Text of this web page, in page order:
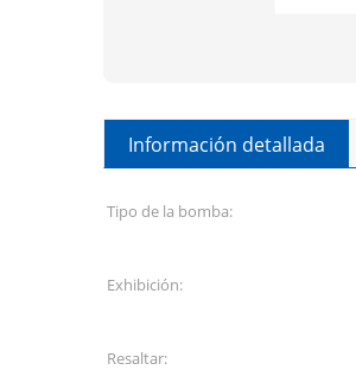
Información detallada
Tipo de la bomba:
Exhibición:
Resaltar: